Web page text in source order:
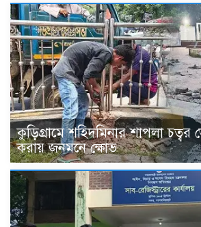
কুড়িগ্রামে শহিদমিনার শাপলা চত্বর
করায় জনমনে ক্ষোভ